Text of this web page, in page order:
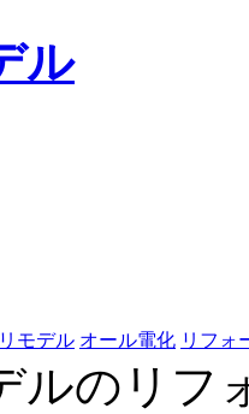
ル
モデル オール電化 リフォ
ルのリフ